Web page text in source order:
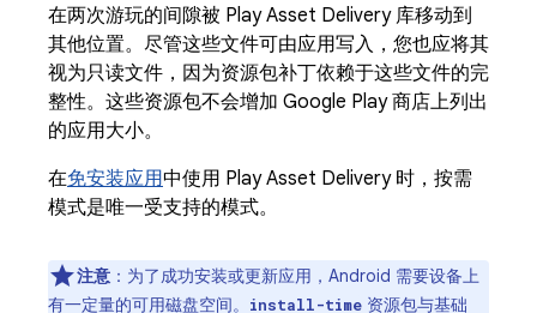
在两次游玩的间隙被 Play Asset Delivery 库移动到
其他位置。尽管这些文件可由应用写入，您也应将其
视为只读文件，因为资源包补丁依赖于这些文件的完
整性。这些资源包不会增加 Google Play 商店上列出
的应用大小。
在免安装应用中使用 Play Asset Delivery 时，按需
模式是唯一受支持的模式。
注意 ：为了成功安装或更新应用，Android 需要设备上
有一定量的可用磁盘空间。
install-time 资源包与基础